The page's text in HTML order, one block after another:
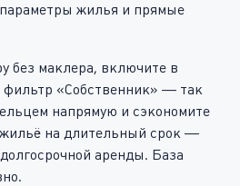
жилья и прямые
без маклера, включите в
«Собственник» — так
напрямую и сэкономите
на длительный срок —
аренды. База